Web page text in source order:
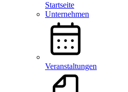
Startseite
Unternehmen
Veranstaltungen